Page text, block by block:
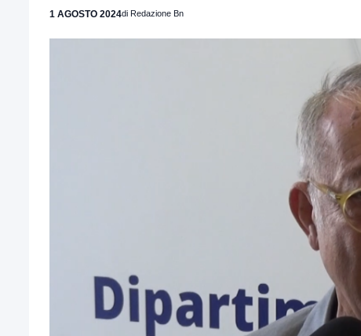
1 AGOSTO 2024di Redazione Bn